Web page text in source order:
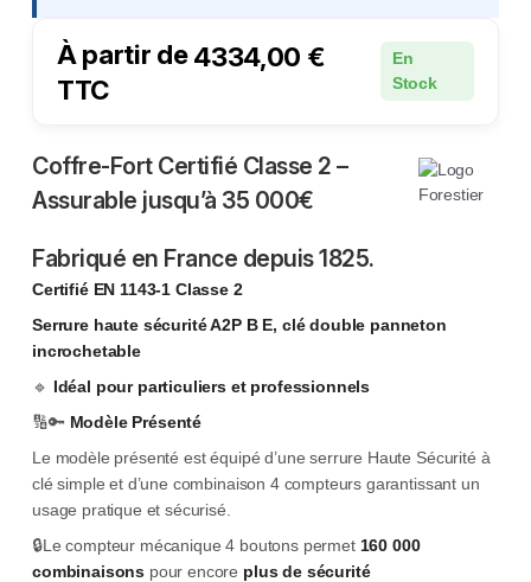
À partir de4334,00 €
TTC
En
Stock
Coffre-Fort Certifié Classe 2 –
Assurable jusqu’à 35 000€
Fabriqué en France depuis 1825.
Certifié EN 1143-1 Classe 2
Serrure haute sécurité A2P B E, clé double panneton
incrochetable
🔹 Idéal pour particuliers et professionnels
🔢🔑 Modèle Présenté
Le modèle présenté est équipé d’une serrure Haute Sécurité à
clé simple et d’une combinaison 4 compteurs garantissant un
usage pratique et sécurisé.
🔒Le compteur mécanique 4 boutons permet 160 000
combinaisons pour encore plus de sécurité